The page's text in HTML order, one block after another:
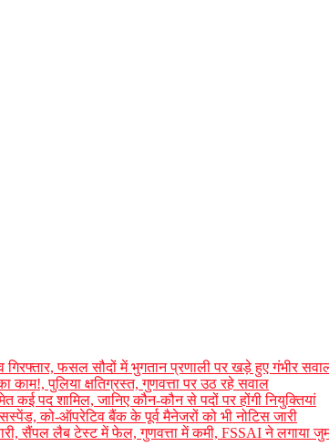
गिरफ्तार, फसल सौदों में भुगतान प्रणाली पर खड़े हुए गंभीर
पुलिया क्षतिग्रस्त, गुणवत्ता पर उठ रहे सवाल
कई पद शामिल, जानिए कौन-कौन से पदों पर होंगी नियुक्तियां
को-ऑपरेटिव बैंक के पूर्व मैनेजरों को भी नोटिस जारी
सैंपल लैब टेस्ट में फेल, गुणवत्ता में कमी, FSSAI ने लगाया